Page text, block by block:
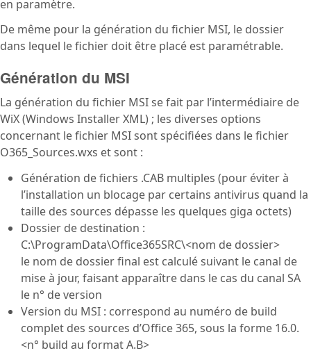
en paramètre.
De même pour la génération du fichier MSI, le dossier
dans lequel le fichier doit être placé est paramétrable.
Génération du MSI
La génération du fichier MSI se fait par l’intermédiaire de
WiX (Windows Installer XML) ; les diverses options
concernant le fichier MSI sont spécifiées dans le fichier
O365_Sources.wxs et sont :
Génération de fichiers .CAB multiples (pour éviter à
l’installation un blocage par certains antivirus quand la
taille des sources dépasse les quelques giga octets)
Dossier de destination :
C:\ProgramData\Office365SRC\<nom de dossier>
le nom de dossier final est calculé suivant le canal de
mise à jour, faisant apparaître dans le cas du canal SA
le n° de version
Version du MSI : correspond au numéro de build
complet des sources d’Office 365, sous la forme 16.0.
<n° build au format A.B>